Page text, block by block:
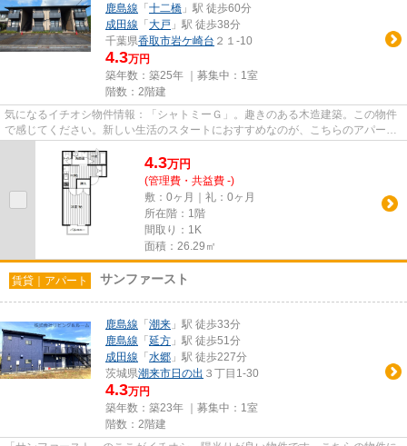
鹿島線 「 十二橋 」駅 徒歩60分
成田線 「 大戸 」駅 徒歩38分
千葉県香取市岩ケ崎台 ２１-10
4.3万円
築年数：築25年 ｜募集中： 1室
階数：2階建
気になるイチオシ物件情報：「シャトミーＧ」。趣きのある木造建築。この物件
で感じてください。新しい生活のスタートにおすすめなのが、こちらのアパート
です。香取市の賃貸情報を豊...
4.3万円
(管理費・共益費 -)
敷：0ヶ月｜礼：0ヶ月
所在階：1階
間取り：1K
面積：26.29㎡
賃貸｜アパート サンファースト
鹿島線 「 潮来 」駅 徒歩33分
鹿島線 「 延方 」駅 徒歩51分
成田線 「 水郷 」駅 徒歩227分
茨城県潮来市日の出 ３丁目1-30
4.3万円
築年数：築23年 ｜募集中： 1室
階数：2階建